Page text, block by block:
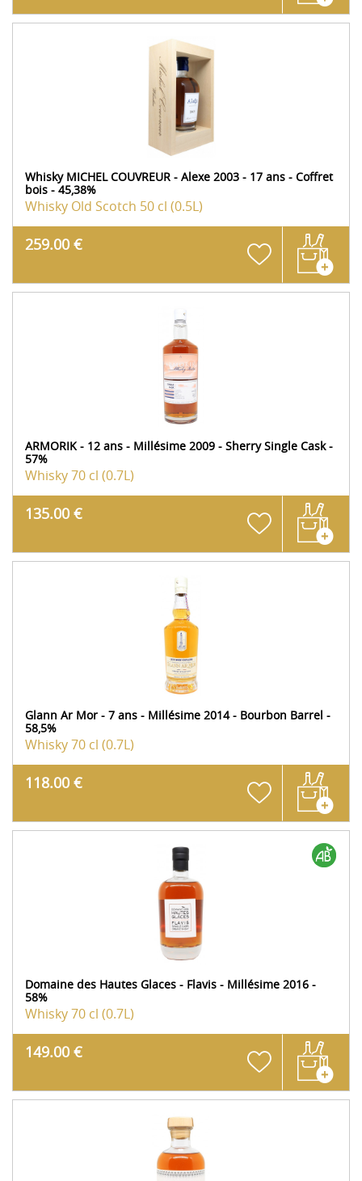
Whisky MICHEL COUVREUR - Alexe 2003 - 17 ans - Coffret
bois - 45,38%
Whisky Old Scotch 50 cl (0.5L)
259.00 €
ARMORIK - 12 ans - Millésime 2009 - Sherry Single Cask -
57%
Whisky70 cl (0.7L)
135.00 €
Glann Ar Mor - 7 ans - Millésime 2014 - Bourbon Barrel -
58,5%
Whisky70 cl (0.7L)
118.00 €
Domaine des Hautes Glaces - Flavis - Millésime 2016 -
58%
Whisky70 cl (0.7L)
149.00 €